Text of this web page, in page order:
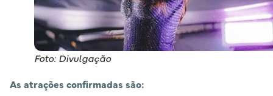
Foto: Divulgação
As atrações confirmadas são: